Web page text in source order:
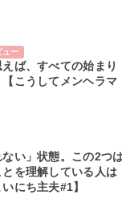
ュー
ば、すべての始まり
こうしてメンヘラマ
ない」状態。この2つ
を理解している人は
にち主夫#1】